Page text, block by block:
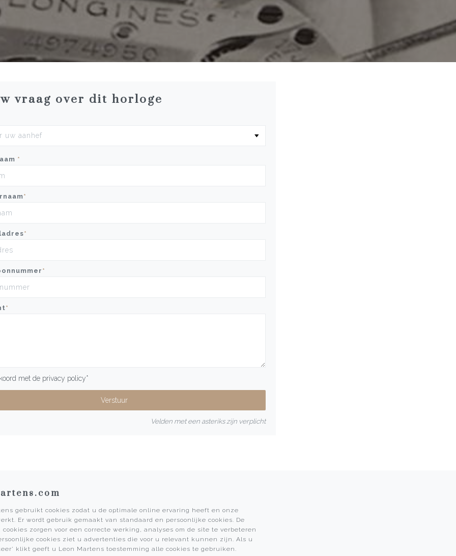
vraag over dit horloge
*
*
*
*
*
met de privacy policy*
Velden met een asteriks zijn verplicht
Informatie
Martens Mannen
Leon Martens
gebruikt cookies zodat u de optimale online ervaring heeft en onze
Er wordt gebruik gemaakt van standaard en persoonlijke cookies. De
cookies zorgen voor een correcte werking, analyses om de site te verbeteren
cookies ziet u advertenties die voor u relevant kunnen zijn. Als u
klikt geeft u Leon Martens toestemming alle cookies te gebruiken.